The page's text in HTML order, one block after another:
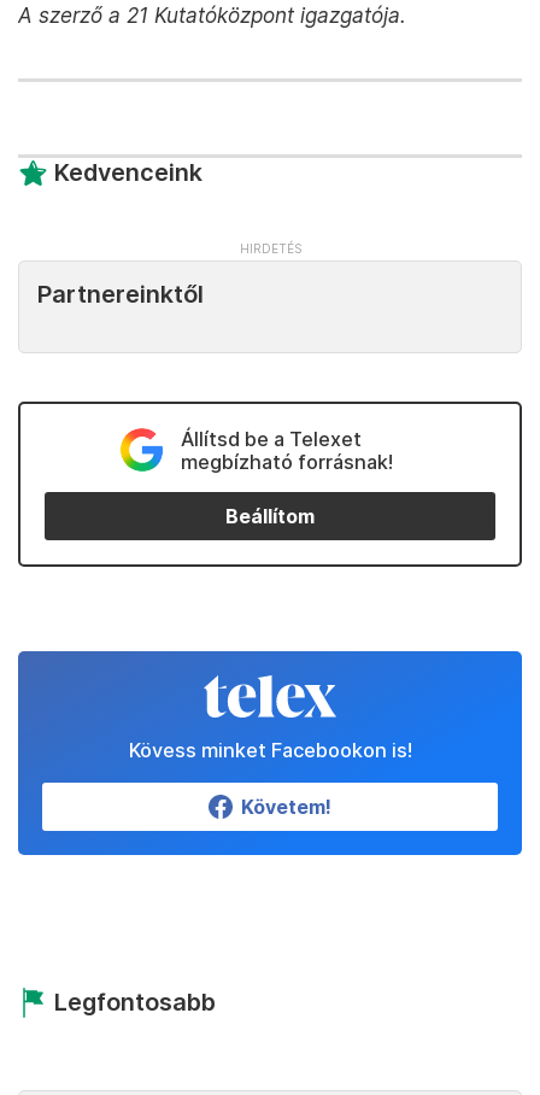
A szerző a 21 Kutatóközpont igazgatója.
Kedvenceink
Partnereinktől
Állítsd be a Telexet
megbízható forrásnak!
Beállítom
Kövess minket Facebookon is!
Követem!
Legfontosabb